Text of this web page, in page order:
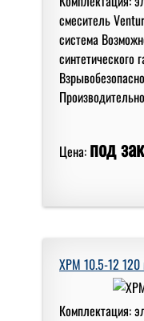
смеситель
система
синтетического
Цена: под
XPM 10.5-12
Комплектация: